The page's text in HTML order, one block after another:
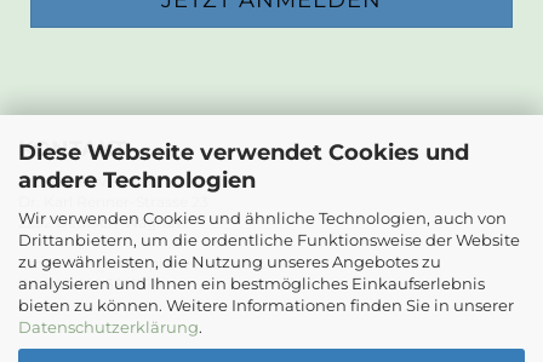
Diese Webseite verwendet Cookies und
andere Technologien
Wir verwenden Cookies und ähnliche Technologien, auch von
Drittanbietern, um die ordentliche Funktionsweise der Website
zu gewährleisten, die Nutzung unseres Angebotes zu
analysieren und Ihnen ein bestmögliches Einkaufserlebnis
bieten zu können. Weitere Informationen finden Sie in unserer
Datenschutzerklärung.
KONTAKT
Die Papierwerkstatt
2232 Deutsch-Wagram
Email: info@diepapierwerkstatt.at
Tel. +43 664 5261978
Kontaktformular